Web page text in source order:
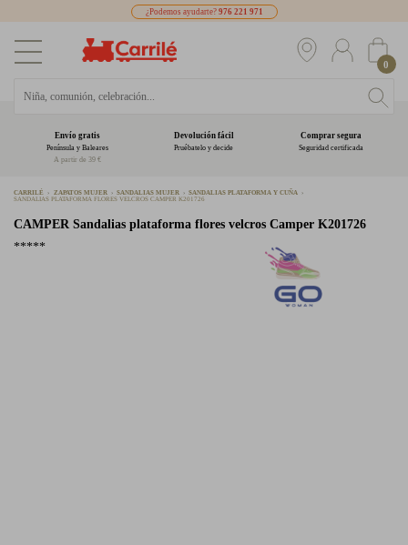
¿Podemos ayudarte? 976 221 971
0
Envío gratis
Península y Baleares
A partir de 39 €
Devolución fácil
Pruébatelo y decide
Comprar segura
Seguridad certificada
CARRILÉ ZAPATOS MUJER SANDALIAS MUJER
SANDALIAS PLATAFORMA Y CUÑA
SANDALIAS PLATAFORMA FLORES VELCROS CAMPER K201726
CAMPER Sandalias plataforma flores velcros Camper K201726
*****